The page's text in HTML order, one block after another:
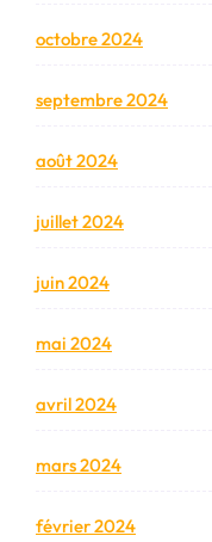
octobre 2024
septembre 2024
août 2024
juillet 2024
juin 2024
mai 2024
avril 2024
mars 2024
février 2024